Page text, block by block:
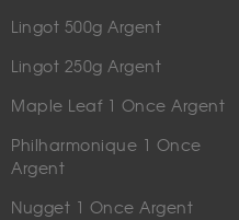
Lingot 500g Argent
Lingot 250g Argent
Maple Leaf 1 Once Argent
Philharmonique 1 Once
Argent
Nugget 1 Once Argent